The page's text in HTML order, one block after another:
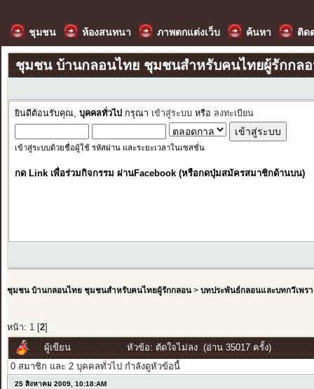
ชุมชน ห้องสนทนา ภาพตกแต่งเว็บ ค้นหา ติด
ชุมชน บ้านกลอนไทย ชุมชนสำหรับคนไทยผู้รักกล
ยินดีต้อนรับคุณ, บุคคลทั่วไป กรุณา เข้าสู่ระบบ หรือ ลงทะเบียน
เข้าสู่ระบบด้วยชื่อผู้ใช้ รหัสผ่าน และระยะเวลาในเซสชั่น
กด Link เพื่อร่วมกิจกรรม ผ่านFacebook (หรือกดปุ่มสมัครสมาชิกด้านบน)
ชุมชน บ้านกลอนไทย ชุมชนสำหรับคนไทยผู้รักกลอน> บทประพันธ์กลอนและบทกวีเพรา
หน้า: 1[ 2]
ผู้เขียน
หัวข้อ: ตัดใจไม่ลง (อ่าน 35017 ครั้ง)
0 สมาชิก และ 2 บุคคลทั่วไป กำลังดูหัวข้อนี้
25 สิงหาคม 2009, 10:18:AM